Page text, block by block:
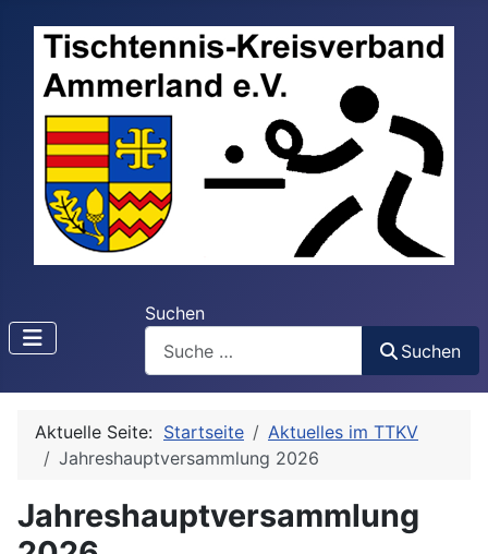
Suchen
Suchen
Aktuelle Seite: Startseite
Aktuelles im TTKV
Jahreshauptversammlung 2026
Jahreshauptversammlung